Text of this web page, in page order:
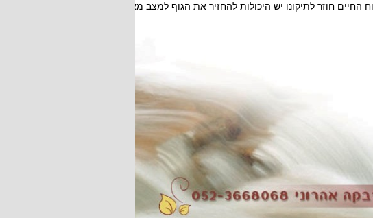
חוזר לתיקונו יש היכולות להחזיר את הגוף למצב מאוזן